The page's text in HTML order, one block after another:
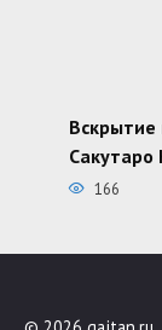
Сакутаро
166